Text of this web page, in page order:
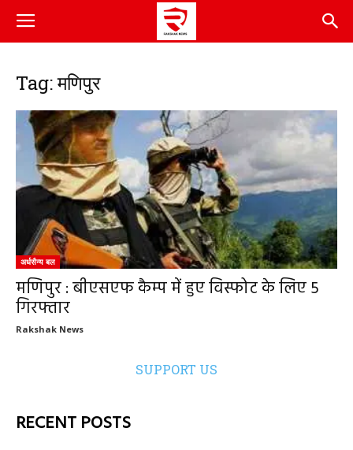
Tag: मणिपुर
अर्धसैन्य बल
मणिपुर : बीएसएफ कैम्प में हुए विस्फोट के लिए 5
गिरफ्तार
Rakshak News
SUPPORT US
RECENT POSTS